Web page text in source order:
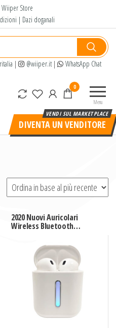
Wiiper Store
| Dazi doganali
| @wiiper.it| WhatsApp Chat
Menu
0
DIVENTA UN VENDITORE
2020 Nuovi Auricolari
Wireless Bluetooth